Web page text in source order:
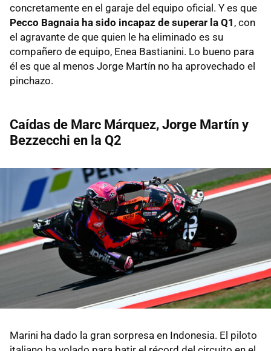
concretamente en el garaje del equipo oficial. Y es que
Pecco Bagnaia ha sido incapaz de superar la Q1 , con
el agravante de que quien le ha eliminado es su
compañero de equipo, Enea Bastianini. Lo bueno para
él es que al menos Jorge Martín no ha aprovechado el
pinchazo.
Caídas de Marc Márquez, Jorge Martín y
Bezzecchi en la Q2
Marini ha dado la gran sorpresa en Indonesia. El piloto